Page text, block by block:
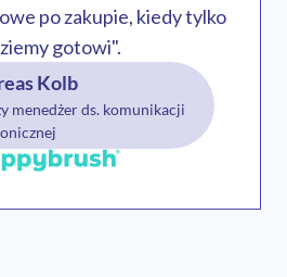
po zakupie, kiedy tylko
gotowi".
Kolb
menedżer ds. komunikacji